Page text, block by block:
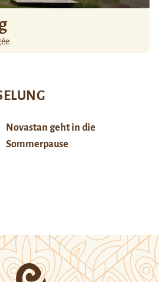
Novastan geht in die
Sommerpause